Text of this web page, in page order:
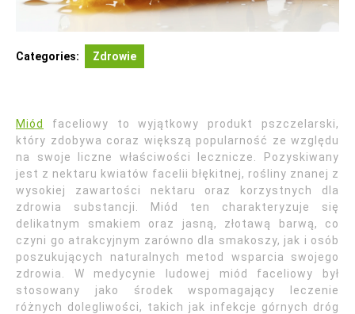
Categories: Zdrowie
Miód
faceliowy to wyjątkowy produkt pszczelarski,
który zdobywa coraz większą popularność ze względu
na swoje liczne właściwości lecznicze. Pozyskiwany
jest z nektaru kwiatów facelii błękitnej, rośliny znanej z
wysokiej zawartości nektaru oraz korzystnych dla
zdrowia substancji. Miód ten charakteryzuje się
delikatnym smakiem oraz jasną, złotawą barwą, co
czyni go atrakcyjnym zarówno dla smakoszy, jak i osób
poszukujących naturalnych metod wsparcia swojego
zdrowia. W medycynie ludowej miód faceliowy był
stosowany jako środek wspomagający leczenie
różnych dolegliwości, takich jak infekcje górnych dróg